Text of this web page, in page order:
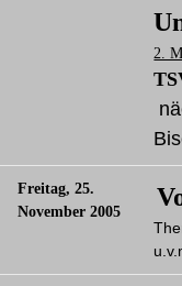
2.
Freitag, 25.
November 2005